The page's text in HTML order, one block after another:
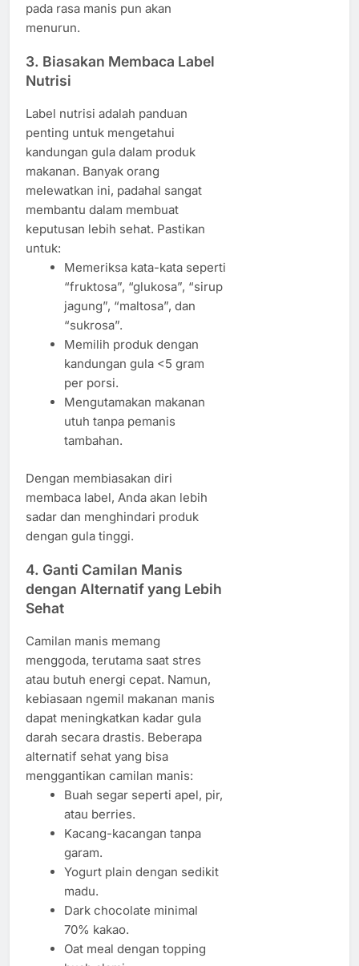
pada rasa manis pun akan
menurun.
3. Biasakan Membaca Label
Nutrisi
Label nutrisi adalah panduan
penting untuk mengetahui
kandungan gula dalam produk
makanan. Banyak orang
melewatkan ini, padahal sangat
membantu dalam membuat
keputusan lebih sehat. Pastikan
untuk:
Memeriksa kata-kata seperti
“fruktosa”, “glukosa”, “sirup
jagung”, “maltosa”, dan
“sukrosa”.
Memilih produk dengan
kandungan gula <5 gram
per porsi.
Mengutamakan makanan
utuh tanpa pemanis
tambahan.
Dengan membiasakan diri
membaca label, Anda akan lebih
sadar dan menghindari produk
dengan gula tinggi.
4. Ganti Camilan Manis
dengan Alternatif yang Lebih
Sehat
Camilan manis memang
menggoda, terutama saat stres
atau butuh energi cepat. Namun,
kebiasaan ngemil makanan manis
dapat meningkatkan kadar gula
darah secara drastis. Beberapa
alternatif sehat yang bisa
menggantikan camilan manis:
Buah segar seperti apel, pir,
atau berries.
Kacang-kacangan tanpa
garam.
Yogurt plain dengan sedikit
madu.
Dark chocolate minimal
70% kakao.
Oat meal dengan topping